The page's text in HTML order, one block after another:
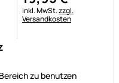
zu benutzen
Steuerhinweis:
inkl. MwSt.zzgl.
Versandkosten